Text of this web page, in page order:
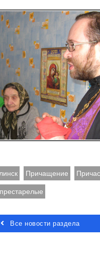
Причащение
престарелые
Все новости раздела